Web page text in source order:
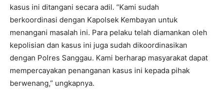
kasus ini ditangani secara adil. “Kami sudah
berkoordinasi dengan Kapolsek Kembayan untuk
menangani masalah ini. Para pelaku telah diamankan oleh
kepolisian dan kasus ini juga sudah dikoordinasikan
dengan Polres Sanggau. Kami berharap masyarakat dapat
mempercayakan penanganan kasus ini kepada pihak
berwenang,” ungkapnya.